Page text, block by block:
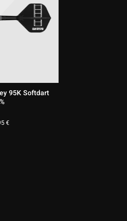
95K Softdart
€